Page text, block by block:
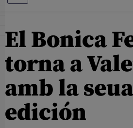
El Bonica
torna a
amb la
edición